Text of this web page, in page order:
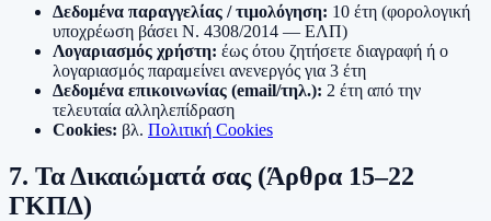
Δεδομένα παραγγελίας / τιμολόγηση: 10 έτη (φορολογική
υποχρέωση βάσει Ν. 4308/2014 — ΕΛΠ)
Λογαριασμός χρήστη: έως ότου ζητήσετε διαγραφή ή ο
λογαριασμός παραμείνει ανενεργός για 3 έτη
Δεδομένα επικοινωνίας (email/τηλ.): 2 έτη από την
τελευταία αλληλεπίδραση
Cookies: βλ. Πολιτική Cookies
7. Τα Δικαιώματά σας (Άρθρα 15–22
ΓΚΠΔ)